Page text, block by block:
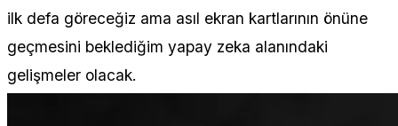
ilk defa göreceğiz ama asıl ekran kartlarının önüne
geçmesini beklediğim yapay zeka alanındaki
gelişmeler olacak.